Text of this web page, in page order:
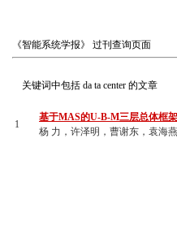
《智能系统学报》 过刊查询页面
关键词中包括 da ta center 的文章
1
基于MAS的U-B-M三层总体框
杨 力，许泽明，曹谢东，袁海